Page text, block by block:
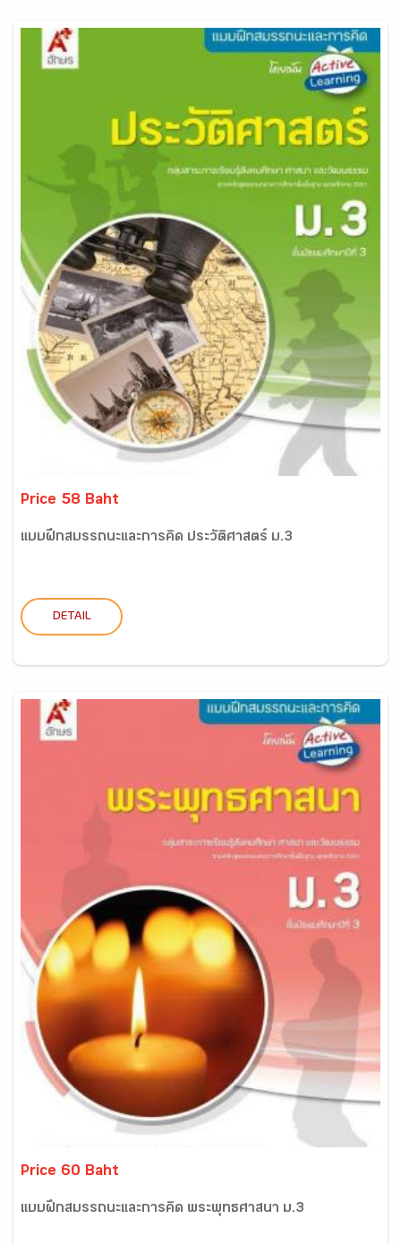
Price 58 Baht
แบบฝึกสมรรถนะและการคิด ประวัติศาสตร์ ม.3
DETAIL
Price 60 Baht
แบบฝึกสมรรถนะและการคิด พระพุทธศาสนา ม.3